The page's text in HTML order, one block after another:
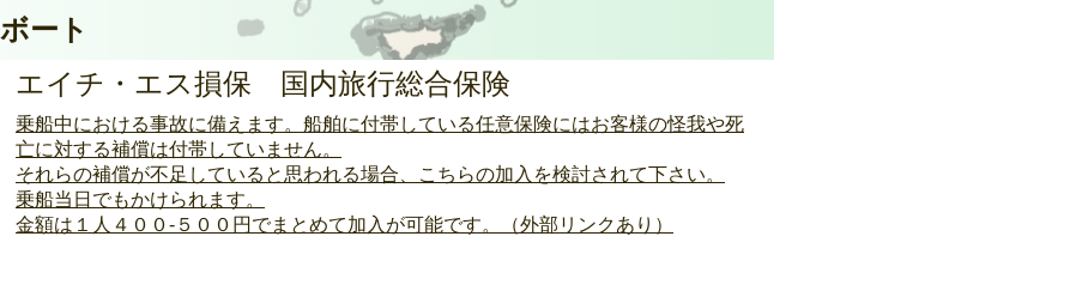
ート
エイチ・エス損保 国内旅行総合保険
乗船中における事故に備えます。船舶に付帯している任意保険にはお客様の怪我や死
亡に対する補償は付帯していません。
それらの補償が不足していると思われる場合、こちらの加入を検討されて下さい。
乗船当日でもかけられます。
金額は１人４００-５００円でまとめて加入が可能です。（外部リンクあり）